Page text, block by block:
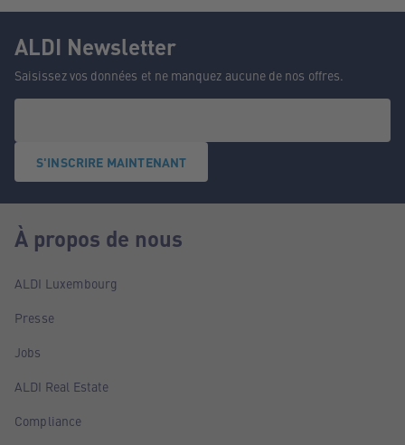
ALDI Newsletter
Saisissez vos données et ne manquez aucune de nos offres.
S'INSCRIRE MAINTENANT
À propos de nous
ALDI Luxembourg
Presse
Jobs
ALDI Real Estate
Compliance